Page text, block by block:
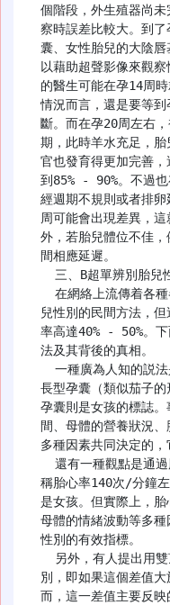
個階段，外生殖器尚
察時誤差比較大。到
囊、女性胎兒的大陰
以藉助超聲影像來觀
的醫生可能在孕14周
情況而言，還是要等
斷。而在孕20周左右
期，此時羊水充足，
官也發育得更加完善
到85% - 90%。不過
經週期不規則或者排
周可能會出現差異，
外，若胎兒體位不佳
間相應延遲。
兒性別的民間方法，
率高達40% - 50%。
法及其背後的真相。
長型孕囊（類似茄子
孕囊則是女孩的標誌
間、母體的營養狀況
多種因素共同決定的，
稱胎心率140次/分鐘
是女孩。但實際上，胎
母體的情緒波動等多
性別的有效指標。
別，即如果這個差值
而，這一差值主要反